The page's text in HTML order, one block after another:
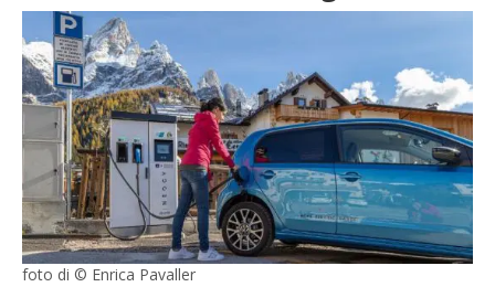
foto di © Enrica Pavaller